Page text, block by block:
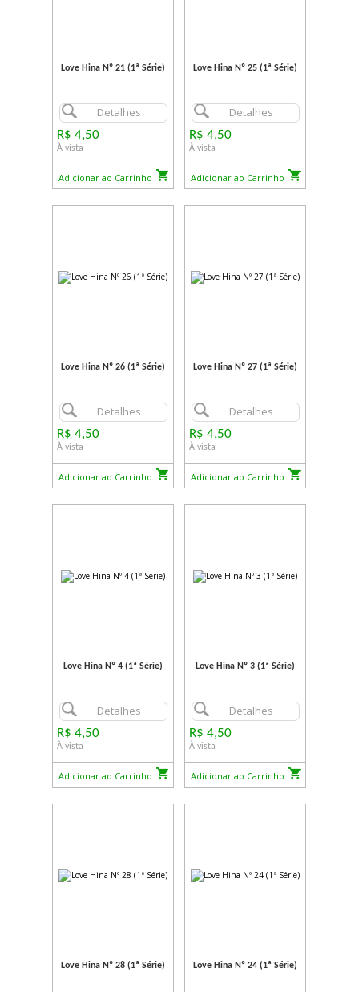
Love Hina Nº 21 (1ª Série)
Detalhes
R$ 4,50
À vista
Adicionar ao Carrinho
Love Hina Nº 25 (1ª Série)
Detalhes
R$ 4,50
À vista
Adicionar ao Carrinho
Love Hina Nº 26 (1ª Série)
Detalhes
R$ 4,50
À vista
Adicionar ao Carrinho
Love Hina Nº 27 (1ª Série)
Detalhes
R$ 4,50
À vista
Adicionar ao Carrinho
Love Hina Nº 4 (1ª Série)
Detalhes
R$ 4,50
À vista
Adicionar ao Carrinho
Love Hina Nº 3 (1ª Série)
Detalhes
R$ 4,50
À vista
Adicionar ao Carrinho
Love Hina Nº 28 (1ª Série) Love Hina Nº 24 (1ª Série)